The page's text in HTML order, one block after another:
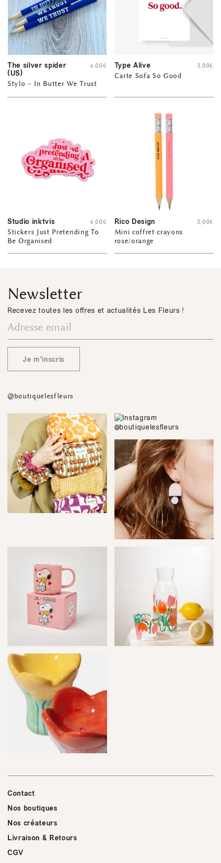
The silver spider
(US)
Stylo – In Butter We Trust
4,00€ Type Alive
Carte Sofa So Good
3,00€
Studio inktvis
Stickers Just Pretending To
Be Organised
4,00€ Rico Design
Mini coffret crayons
rose/orange
3,00€
Newsletter
Recevez toutes les offres et actualités Les Fleurs !
Je m'inscris
@boutiquelesfleurs
Contact
Nos boutiques
Nos créateurs
Livraison & Retours
CGV